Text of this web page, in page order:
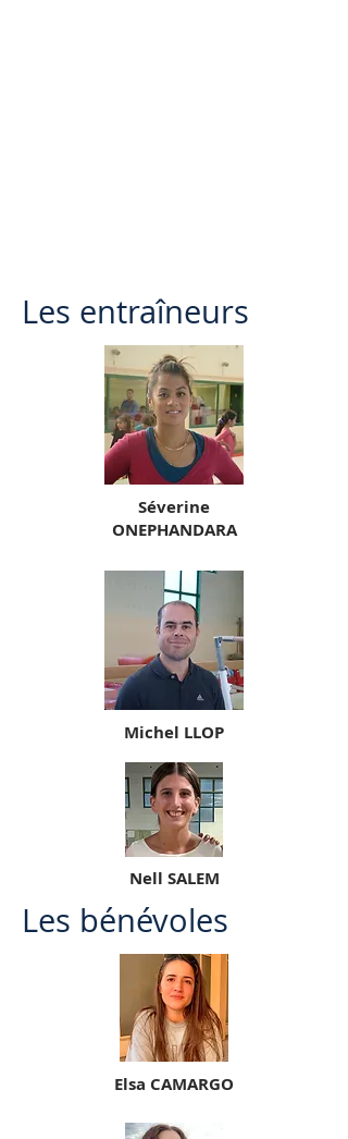
Les entraîneurs
Séverine
ONEPHANDARA
Michel LLOP
Nell SALEM
Les bénévoles
Elsa CAMARGO